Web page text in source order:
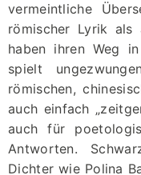
vermeintliche
römischer Lyrik als
haben ihren Weg
spielt
römischen,
auch einfach
auch für
Antworten.
Dichter wie Polina